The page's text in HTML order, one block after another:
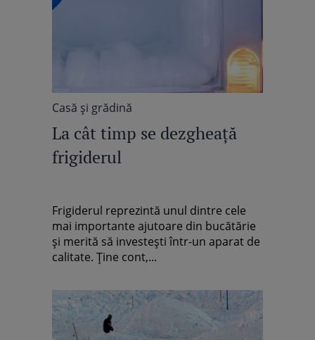
Casă şi grădină
La cât timp se dezgheață
frigiderul
Frigiderul reprezintă unul dintre cele
mai importante ajutoare din bucătărie
și merită să investești într-un aparat de
calitate. Ține cont,...